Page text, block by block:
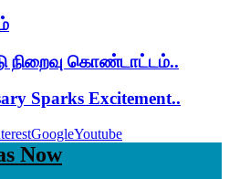
நிறைவு கொண்டாட்டம்..
Sparks Excitement..
GoogleYoutube